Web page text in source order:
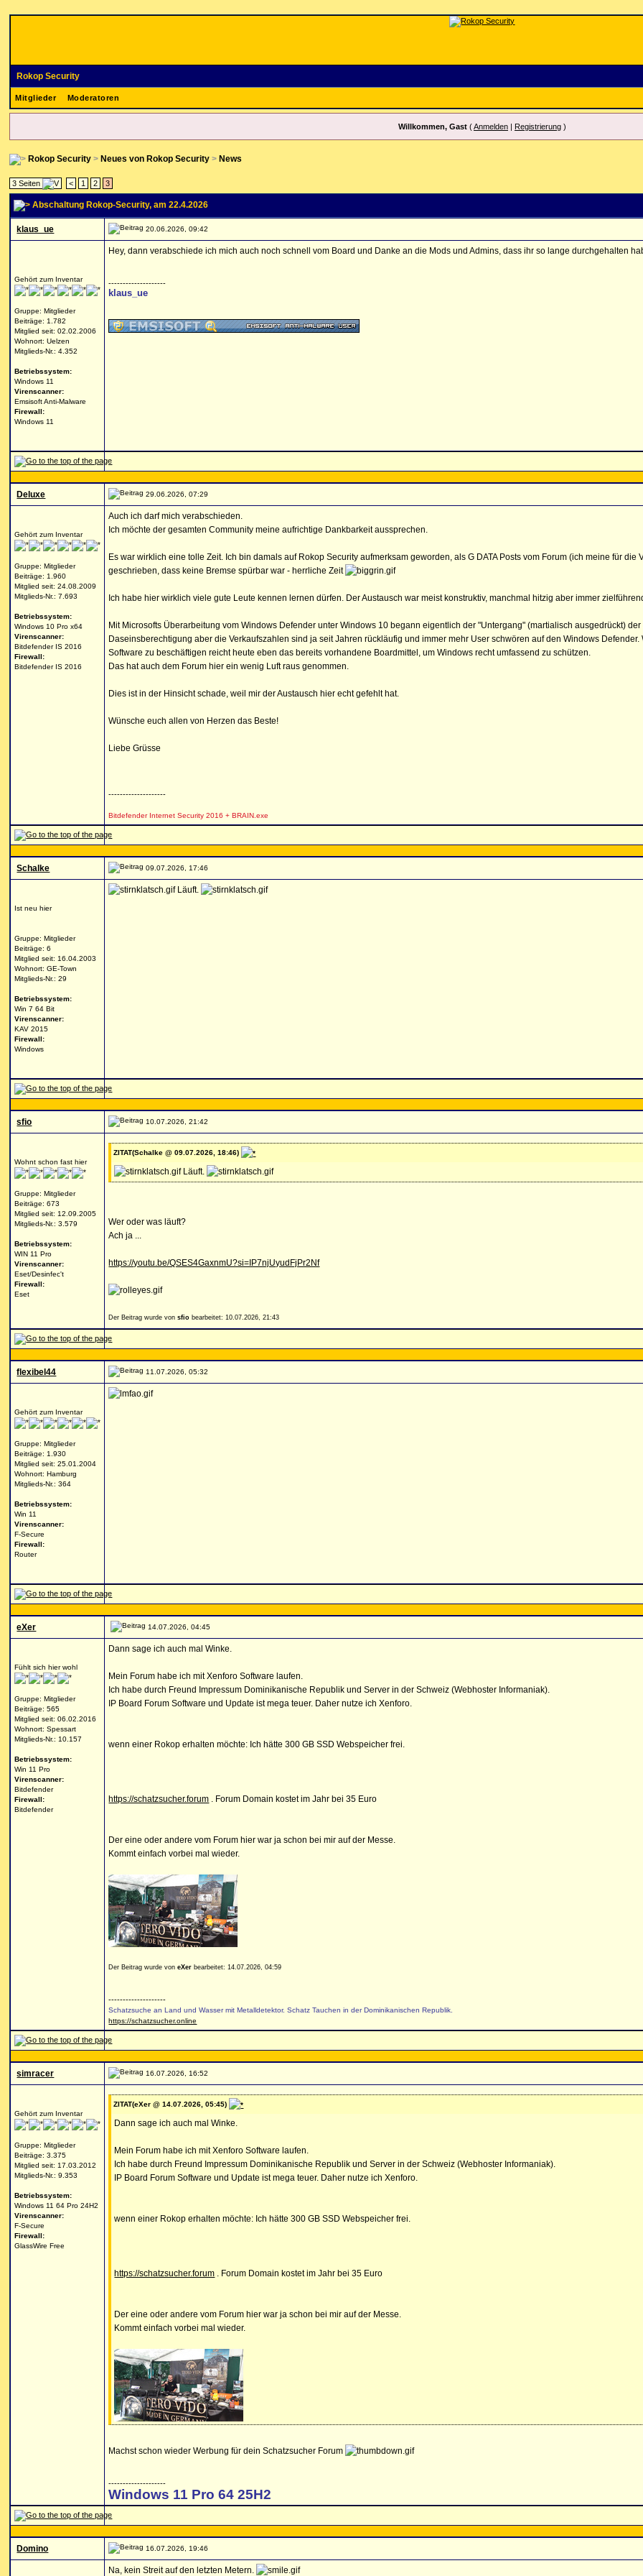
Rokop Security
Mitglieder Moderatoren
Willkommen, Gast(Anmelden| Registrierung)
Rokop Security > Neues von Rokop Security > News
3 Seiten < 1 2 3
Abschaltung Rokop-Security, am 22.4.2026
klaus_ue 20.06.2026, 09:42
Gehört zum Inventar
Gruppe: Mitglieder
Beiträge: 1.782
Mitglied seit: 02.02.2006
Wohnort: Uelzen
Mitglieds-Nr.: 4.352
Betriebssystem:
Windows 11
Virenscanner:
Emsisoft Anti-Malware
Firewall:
Windows 11
Hey, dann verabschiede ich mich auch noch schnell vom Board und Danke an die Mods und Admins, dass ihr so lange durchgehalten
--------------------
klaus_ue
Deluxe 29.06.2026, 07:29
Gehört zum Inventar
Gruppe: Mitglieder
Beiträge: 1.960
Mitglied seit: 24.08.2009
Mitglieds-Nr.: 7.693
Betriebssystem:
Windows 10 Pro x64
Virenscanner:
Bitdefender IS 2016
Firewall:
Bitdefender IS 2016
Auch ich darf mich verabschieden.
Ich möchte der gesamten Community meine aufrichtige Dankbarkeit aussprechen.
Es war wirklich eine tolle Zeit. Ich bin damals auf Rokop Security aufmerksam geworden, als G DATA Posts vom Forum (ich meine für
geschrieben, dass keine Bremse spürbar war - herrliche Zeit
Ich habe hier wirklich viele gute Leute kennen lernen dürfen. Der Austausch war meist konstruktiv, manchmal hitzig aber immer
Mit Microsofts Überarbeitung vom Windows Defender unter Windows 10 begann eigentlich der "Untergang" (martialisch ausgedrückt)
Daseinsberechtigung aber die Verkaufszahlen sind ja seit Jahren rückläufig und immer mehr User schwören auf den Windows
Software zu beschäftigen reicht heute eben das bereits vorhandene Boardmittel, um Windows recht umfassend zu schützen.
Das hat auch dem Forum hier ein wenig Luft raus genommen.
Dies ist in der Hinsicht schade, weil mir der Austausch hier echt gefehlt hat.
Wünsche euch allen von Herzen das Beste!
Liebe Grüsse
--------------------
Bitdefender Internet Security 2016 + BRAIN.exe
Schalke 09.07.2026, 17:46
Ist neu hier
Gruppe: Mitglieder
Beiträge: 6
Mitglied seit: 16.04.2003
Wohnort: GE-Town
Mitglieds-Nr.: 29
Betriebssystem:
Win 7 64 Bit
Virenscanner:
KAV 2015
Firewall:
Windows
Läuft.
sfio 10.07.2026, 21:42
Wohnt schon fast hier
Gruppe: Mitglieder
Beiträge: 673
Mitglied seit: 12.09.2005
Mitglieds-Nr.: 3.579
Betriebssystem:
WIN 11 Pro
Virenscanner:
Eset/Desinfec't
Firewall:
Eset
ZITAT(Schalke @ 09.07.2026, 18:46)
Läuft.
Wer oder was läuft?
Ach ja ...
https://youtu.be/QSES4GaxnmU?si=IP7njUyudFjPr2Nf
Der Beitrag wurde vonsfio bearbeitet: 10.07.2026, 21:43
flexibel44 11.07.2026, 05:32
Gehört zum Inventar
Gruppe: Mitglieder
Beiträge: 1.930
Mitglied seit: 25.01.2004
Wohnort: Hamburg
Mitglieds-Nr.: 364
Betriebssystem:
Win 11
Virenscanner:
F-Secure
Firewall:
Router
eXer 14.07.2026, 04:45
Fühlt sich hier wohl
Gruppe: Mitglieder
Beiträge: 565
Mitglied seit: 06.02.2016
Wohnort: Spessart
Mitglieds-Nr.: 10.157
Betriebssystem:
Win 11 Pro
Virenscanner:
Bitdefender
Firewall:
Bitdefender
Dann sage ich auch mal Winke.
Mein Forum habe ich mit Xenforo Software laufen.
Ich habe durch Freund Impressum Dominikanische Republik und Server in der Schweiz (Webhoster Informaniak).
IP Board Forum Software und Update ist mega teuer. Daher nutze ich Xenforo.
wenn einer Rokop erhalten möchte: Ich hätte 300 GB SSD Webspeicher frei.
https://schatzsucher.forum . Forum Domain kostet im Jahr bei 35 Euro
Der eine oder andere vom Forum hier war ja schon bei mir auf der Messe.
Kommt einfach vorbei mal wieder.
Der Beitrag wurde voneXer bearbeitet: 14.07.2026, 04:59
--------------------
Schatzsuche an Land und Wasser mit Metalldetektor. Schatz Tauchen in der Dominikanischen Republik.
https://schatzsucher.online
simracer 16.07.2026, 16:52
Gehört zum Inventar
Gruppe: Mitglieder
Beiträge: 3.375
Mitglied seit: 17.03.2012
Mitglieds-Nr.: 9.353
Betriebssystem:
Windows 11 64 Pro 24H2
Virenscanner:
F-Secure
Firewall:
GlassWire Free
ZITAT(eXer @ 14.07.2026, 05:45)
Dann sage ich auch mal Winke.
Mein Forum habe ich mit Xenforo Software laufen.
Ich habe durch Freund Impressum Dominikanische Republik und Server in der Schweiz (Webhoster Informaniak).
IP Board Forum Software und Update ist mega teuer. Daher nutze ich Xenforo.
wenn einer Rokop erhalten möchte: Ich hätte 300 GB SSD Webspeicher frei.
https://schatzsucher.forum . Forum Domain kostet im Jahr bei 35 Euro
Der eine oder andere vom Forum hier war ja schon bei mir auf der Messe.
Kommt einfach vorbei mal wieder.
Machst schon wieder Werbung für dein Schatzsucher Forum
--------------------
Windows 11 Pro 64 25H2
Domino 16.07.2026, 19:46
Na, kein Streit auf den letzten Metern.